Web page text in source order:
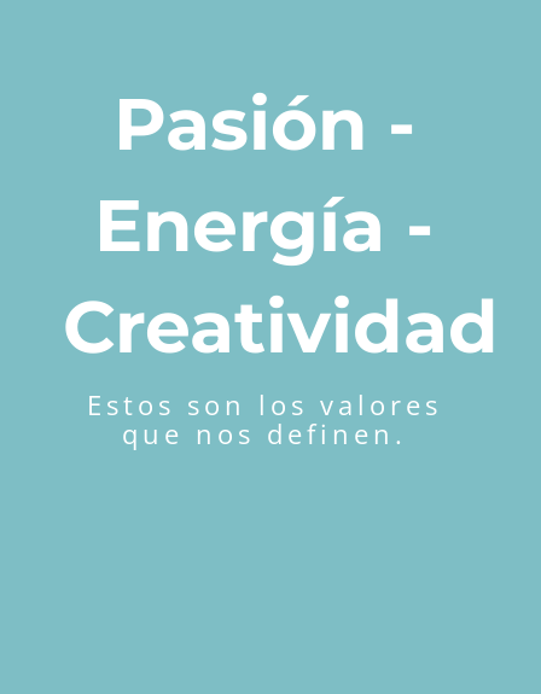
Pasión -
Energía -
Creatividad
Estos son los valores
que nos definen.